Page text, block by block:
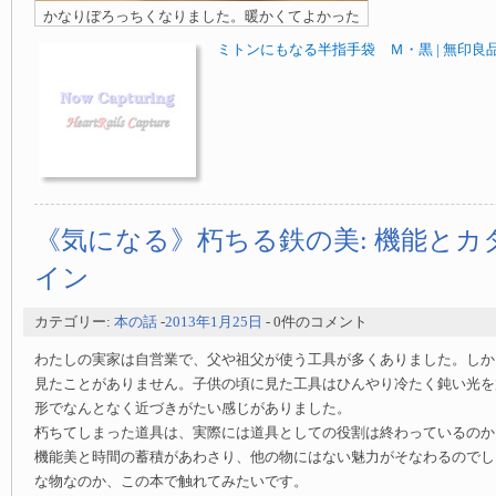
かなりぼろっちくなりました。暖かくてよかった
ミトンにもなる半指手袋 Ｍ・黒 | 無印良
《気になる》朽ちる鉄の美: 機能と
イン
カテゴリー: 本の話 -2013年1月25日 - 0件のコメント
わたしの実家は自営業で、父や祖父が使う工具が多くありました。し
見たことがありません。子供の頃に見た工具はひんやり冷たく鈍い光
形でなんとなく近づきがたい感じがありました。
朽ちてしまった道具は、実際には道具としての役割は終わっているの
機能美と時間の蓄積があわさり、他の物にはない魅力がそなわるので
な物なのか、この本で触れてみたいです。